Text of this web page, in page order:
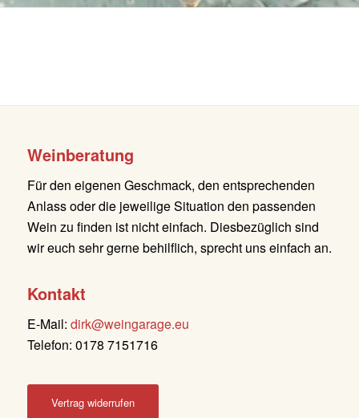
Weinberatung
Für den eigenen Geschmack, den entsprechenden
Anlass oder die jeweilige Situation den passenden
Wein zu finden ist nicht einfach. Diesbezüglich sind
wir euch sehr gerne behilflich, sprecht uns einfach an.
Kontakt
E-Mail: dirk@weingarage.eu
Telefon: 0178 7151716
Vertrag widerrufen